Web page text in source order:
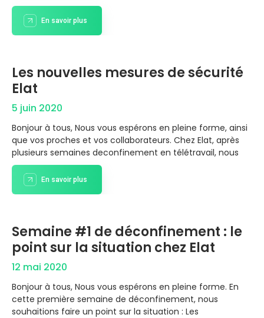
En savoir plus
Les nouvelles mesures de sécurité
Elat
5 juin 2020
Bonjour à tous, Nous vous espérons en pleine forme, ainsi
que vos proches et vos collaborateurs. Chez Elat, après
plusieurs semaines deconfinement en télétravail, nous
En savoir plus
Semaine #1 de déconfinement : le
point sur la situation chez Elat
12 mai 2020
Bonjour à tous, Nous vous espérons en pleine forme. En
cette première semaine de déconfinement, nous
souhaitions faire un point sur la situation : Les